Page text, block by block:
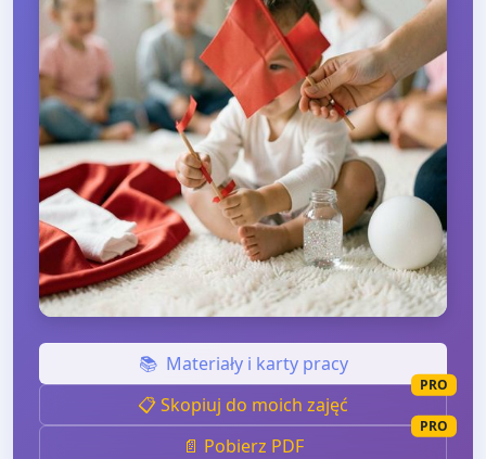
📚 Materiały i karty pracy
📋 Skopiuj do moich zajęć
PRO
📄 Pobierz PDF
PRO